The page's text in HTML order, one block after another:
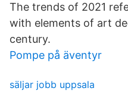
The trends of 2021
with elements of art
century.
Pompe på äventyr
säljar jobb uppsala